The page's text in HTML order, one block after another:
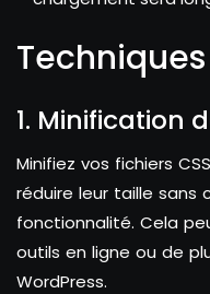
1. Minification
Minifiez vos fichiers
réduire leur taille sans
fonctionnalité. Cela
outils en ligne ou de
WordPress.